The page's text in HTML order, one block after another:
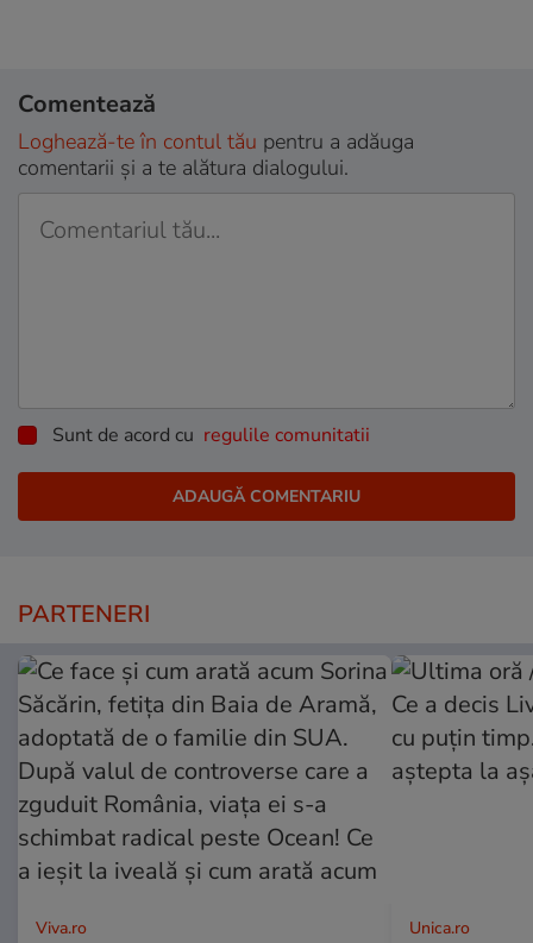
Comentează
Loghează-te în contul tău pentru a adăuga
comentarii și a te alătura dialogului.
Sunt de acord cu regulile comunitatii
PARTENERI
Viva.ro Unica.ro